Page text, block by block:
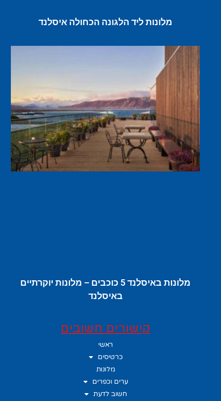
מלונות ליד הלגונה הכחולה איסלנד
מלונות באיסלנד 5 כוכבים – מלונות יוקרתיים
באיסלנד
קישורים חשובים
ראשי
כרטיסים
מלונות
ערים וכפרים
חשוב לדעת